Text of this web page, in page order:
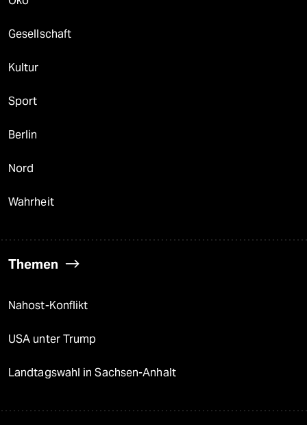
Gesellschaft
Kultur
Sport
Berlin
Nord
Wahrheit
Themen
Nahost-Konflikt
USA unter Trump
Landtagswahl in Sachsen-Anhalt